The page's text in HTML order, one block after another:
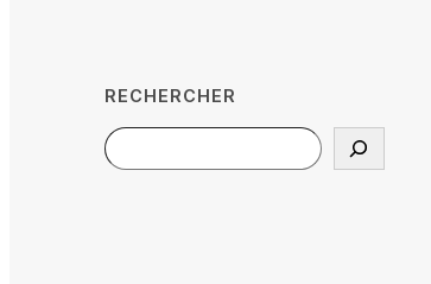
RECHERCHER
Search